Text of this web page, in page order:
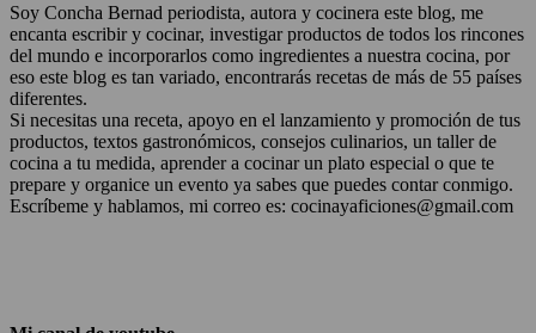
Soy Concha Bernad periodista, autora y cocinera este blog, me
encanta escribir y cocinar, investigar productos de todos los rincones
del mundo e incorporarlos como ingredientes a nuestra cocina, por
eso este blog es tan variado, encontrarás recetas de más de 55 países
diferentes.
Si necesitas una receta, apoyo en el lanzamiento y promoción de tus
productos, textos gastronómicos, consejos culinarios, un taller de
cocina a tu medida, aprender a cocinar un plato especial o que te
prepare y organice un evento ya sabes que puedes contar conmigo.
Escríbeme y hablamos, mi correo es: cocinayaficiones@gmail.com